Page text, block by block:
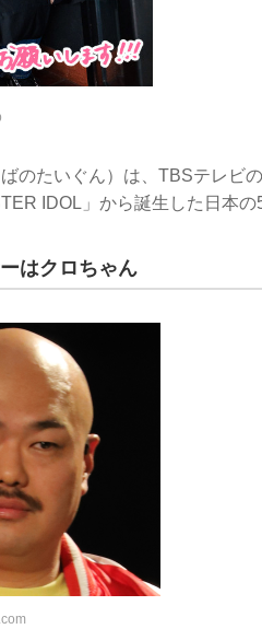
のたいぐん）は、TBSテレビ
IDOL」から誕生した日本の
はクロちゃん